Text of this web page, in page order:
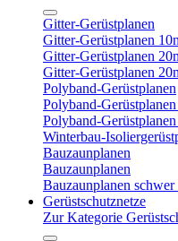
Gitter-Gerüstplanen
Gitter-Gerüstplanen
Gitter-Gerüstplanen
Gitter-Gerüstplanen
Polyband-Gerüstplanen
Polyband-
Polyband-
Winterbau-
Bauzaunplanen
Bauzaunplanen
Bauzaunplanen
Gerüstschutznetze
Zur Kategorie